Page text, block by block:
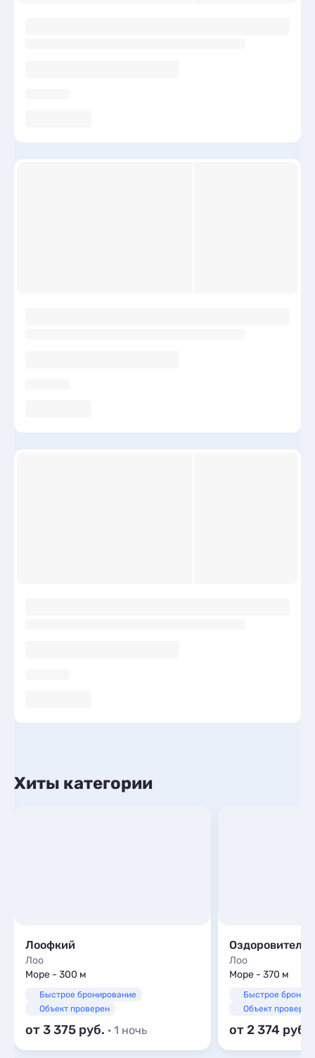
Хиты категории
Лоофкий
Лоо
Море - 300 м
Быстрое бронирование
Объект проверен
от 3 375 · 1 ночь
Лоо
Море - 370 м
Быстрое
Объект проверен
от 2 374